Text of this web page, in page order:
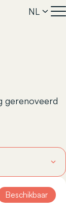
NL
gerenoveerd
Beschikbaar